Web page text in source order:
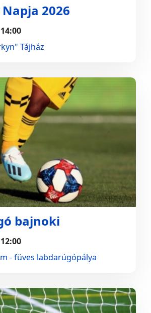
2026
14:00
Tájház
bajnoki
12:00
- füves labdarúgópálya